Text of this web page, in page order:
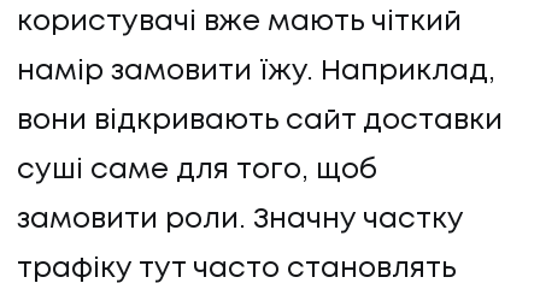
користувачі вже мають чіткий
намір замовити їжу. Наприклад,
вони відкривають сайт доставки
суші саме для того, щоб
замовити роли. Значну частку
трафіку тут часто становлять